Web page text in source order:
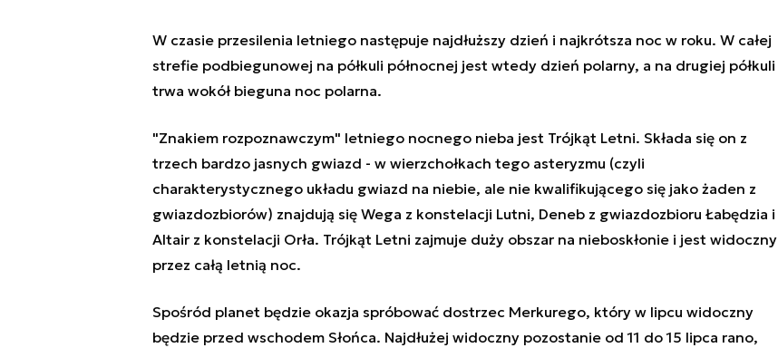
W czasie przesilenia letniego następuje najdłuższy dzień i najkrótsza noc w roku. W całej
strefie podbiegunowej na półkuli północnej jest wtedy dzień polarny, a na drugiej półkuli
trwa wokół bieguna noc polarna.
"Znakiem rozpoznawczym" letniego nocnego nieba jest Trójkąt Letni. Składa się on z
trzech bardzo jasnych gwiazd - w wierzchołkach tego asteryzmu (czyli
charakterystycznego układu gwiazd na niebie, ale nie kwalifikującego się jako żaden z
gwiazdozbiorów) znajdują się Wega z konstelacji Lutni, Deneb z gwiazdozbioru Łabędzia i
Altair z konstelacji Orła. Trójkąt Letni zajmuje duży obszar na nieboskłonie i jest widoczny
przez całą letnią noc.
Spośród planet będzie okazja spróbować dostrzec Merkurego, który w lipcu widoczny
będzie przed wschodem Słońca. Najdłużej widoczny pozostanie od 11 do 15 lipca rano,